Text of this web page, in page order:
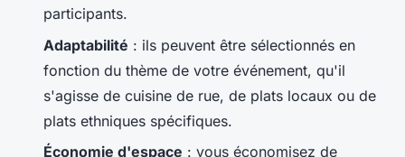
participants.
Adaptabilité : ils peuvent être sélectionnés en
fonction du thème de votre événement, qu'il
s'agisse de cuisine de rue, de plats locaux ou de
plats ethniques spécifiques.
Économie d'espace : vous économisez de